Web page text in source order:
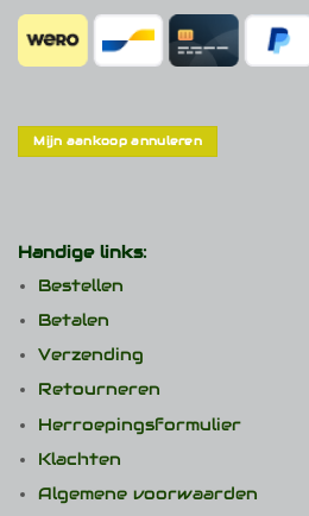
Mijn aankoop annuleren
Handige links:
Bestellen
Betalen
Verzending
Retourneren
Herroepingsformulier
Klachten
Algemene voorwaarden